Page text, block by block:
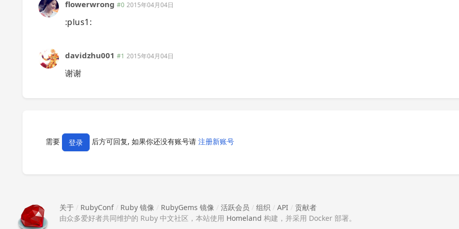
flowerwrong #0 2015年04月04日
:plus1:
davidzhu001 #1 2015年04月04日
谢谢
需要 登录 后方可回复, 如果你还没有账号请 注册新账号
关于 / RubyConf/ Ruby 镜像 / RubyGems 镜像 / 活跃会员 / 组织 / API / 贡献者
由众多爱好者共同维护的 Ruby 中文社区，本站使用 Homeland 构建，并采用 Docker 部署。